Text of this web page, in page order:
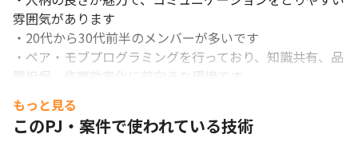
コミュニケーションをとりやすい雰囲気があります。
雰囲気があります
・20代から30代前半のメンバーが多いです
・ペア・モブプログラミングを行っており、知識共有、品
質担保、作業効率化に前向きな環境です
・プロダクトに対して愛があり、そのために新しい技術や
ノウハウを自分で吸収していけるメンバーが活躍していま
す
もっと見る
このPJ・案件で使われている技術